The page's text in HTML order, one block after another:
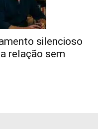
silencioso
relação sem